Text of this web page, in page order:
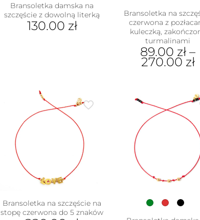
Bransoletka damska na
szczęście z dowolną literką
130.00 zł
wybrać
produktu
Bransoletka na
czerwona z
kuleczką,
turmalinami
89.00 zł –
270.00 zł
wiele
stronie
produktu
Bransoletka na szczęście na
stopę czerwona do 5 znaków